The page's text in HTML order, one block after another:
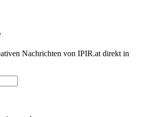
Nachrichten von IPIR.at direkt in